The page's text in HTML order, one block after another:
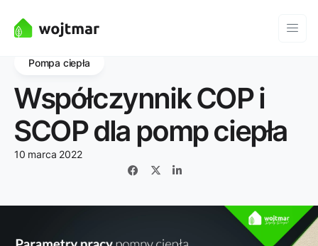
Pompa ciepła
Współczynnik COP i
SCOP dla pomp ciepła
10 marca 2022